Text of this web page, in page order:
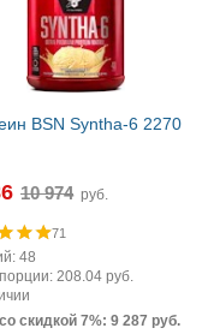
BSN Syntha-6 2270
руб.
71
48
208.04 руб.
скидкой 7%: 9 287 руб.